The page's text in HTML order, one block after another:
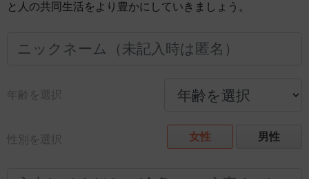
と人の共同生活をより豊かにしていきましょう。
年齢を選択
性別を選択 女性 男性